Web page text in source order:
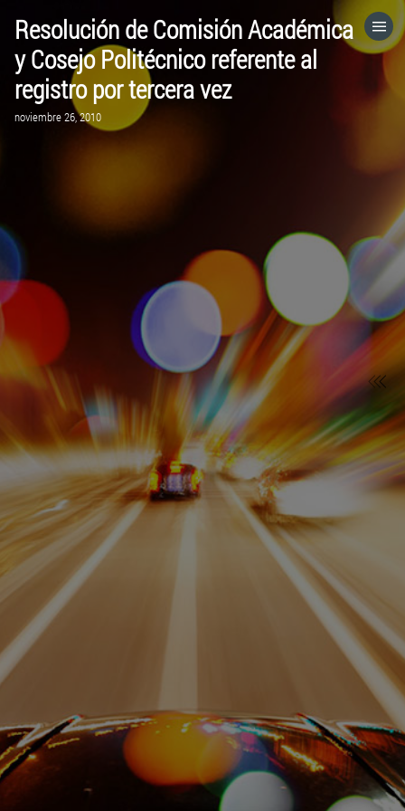
Resolución de Comisión Académica
y Cosejo Politécnico referente al
registro por tercera vez
noviembre 26, 2010
HOME
CATEGORÍAS